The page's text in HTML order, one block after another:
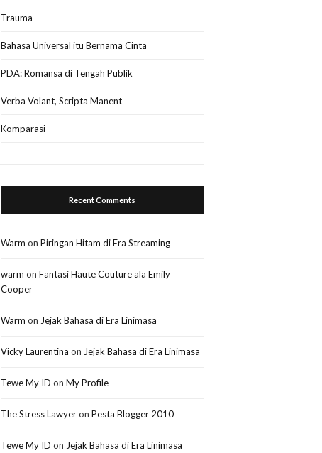
Trauma
Bahasa Universal itu Bernama Cinta
PDA: Romansa di Tengah Publik
Verba Volant, Scripta Manent
Komparasi
Recent Comments
Warm onPiringan Hitam di Era Streaming
warm onFantasi Haute Couture ala Emily
Cooper
Warm on Jejak Bahasa di Era Linimasa
Vicky Laurentina on Jejak Bahasa di Era Linimasa
Tewe My ID onMy Profile
The Stress LawyeronPesta Blogger 2010
Tewe My ID on Jejak Bahasa di Era Linimasa